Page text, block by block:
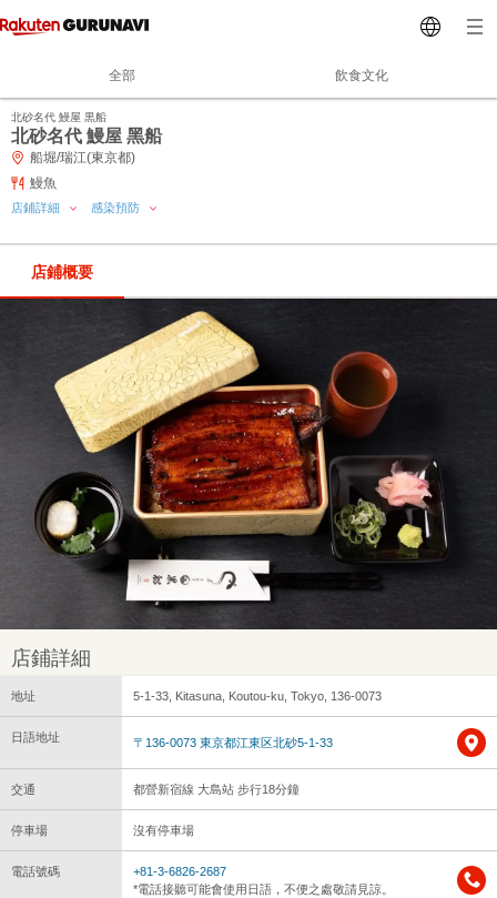
全部 飲食文化
北砂名代 鰻屋 黒船
北砂名代 鰻屋 黑船
船堀/瑞江(東京都)
鰻魚
店鋪詳細 感染預防
店鋪概要
店鋪詳細
地址 5-1-33, Kitasuna, Koutou-ku, Tokyo, 136-0073
日語地址 〒136-0073 東京都江東区北砂5-1-33
交通 都營新宿線 大島站 步行18分鐘
停車場 沒有停車場
電話號碼
+81-3-6826-2687
*電話接聽可能會使用日語，不便之處敬請見諒。